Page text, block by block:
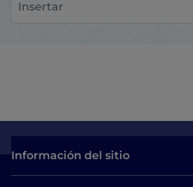
Información del sitio